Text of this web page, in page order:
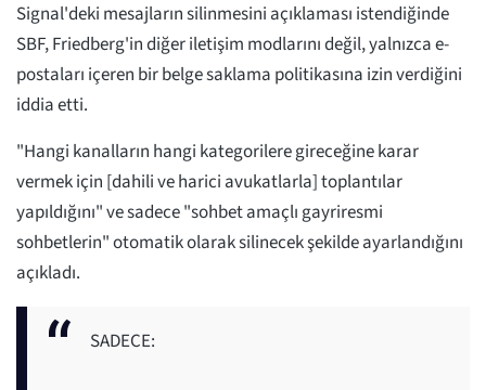
Signal'deki mesajların silinmesini açıklaması istendiğinde
SBF, Friedberg'in diğer iletişim modlarını değil, yalnızca e-
postaları içeren bir belge saklama politikasına izin verdiğini
iddia etti.
"Hangi kanalların hangi kategorilere gireceğine karar
vermek için [dahili ve harici avukatlarla] toplantılar
yapıldığını" ve sadece "sohbet amaçlı gayriresmi
sohbetlerin" otomatik olarak silinecek şekilde ayarlandığını
açıkladı.
SADECE: